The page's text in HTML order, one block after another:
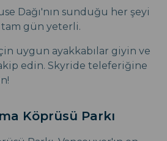
Dağı'nın sunduğu her şeyi
gün yeterli.
uygun ayakkabılar giyin ve
edin. Skyride teleferiğine
Köprüsü Parkı